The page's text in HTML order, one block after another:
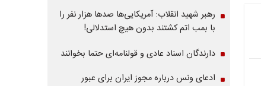
رهبر شهید انقلاب: آمریکایی‌ها صدها هزار نفر را
با بمب اتم کشتند بدون هیچ استدلالی!
دارندگان اسناد عادی و قولنامه‌ای حتما بخوانند
ادعای ونس درباره مجوز ایران برای عبور